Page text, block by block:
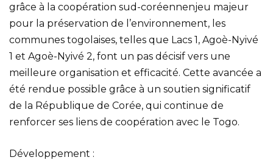
grâce à la coopération sud-coréennenjeu majeur
pour la préservation de l’environnement, les
communes togolaises, telles que Lacs 1, Agoè-Nyivé
1 et Agoè-Nyivé 2, font un pas décisif vers une
meilleure organisation et efficacité. Cette avancée a
été rendue possible grâce à un soutien significatif
de la République de Corée, qui continue de
renforcer ses liens de coopération avec le Togo.
Développement :